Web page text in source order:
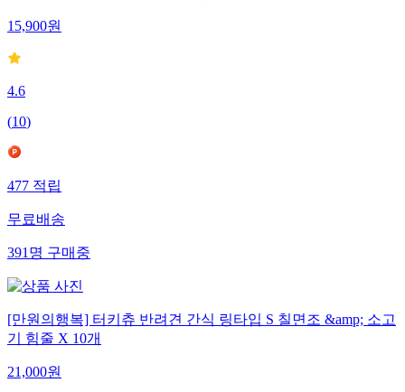
15,900원
4.6
(10)
477적립
무료배송
391명구매중
[만원의행복] 터키츄 반려견 간식 링타입 S 칠면조 &amp; 소고
기 힘줄 X 10개
21,000원